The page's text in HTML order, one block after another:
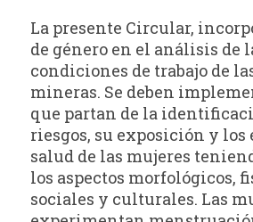
La presente Circular,
de género en el análisis de
condiciones de trabajo de
mineras. Se deben
que partan de la
riesgos, su exposición y los
salud de las mujeres
los aspectos morfológicos,
sociales y culturales. Las